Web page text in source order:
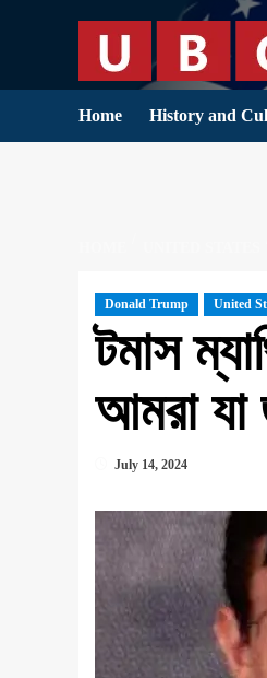
Home History and
Donald Trump United
টমাস
আমরা যা
July 14, 2024